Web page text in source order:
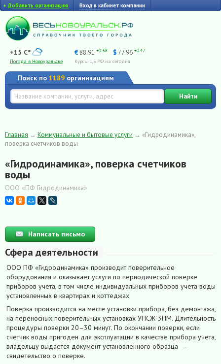
+ Добавить организацию Вход в кабинет компании
+15 C°
Погода в Новоуральске
€ 88.91 +0.38 $ 77.96 +0.47
Курсы ЦБ РФ на сегодня
Поиск по 1189 организациям
Найти
Главная → Коммунальные и бытовые услуги → «Гидродинамика»,
поверка счетчиков воды
«Гидродинамика», поверка счетчиков
воды
ООО «ПФ Гидродинамика»
Написать письмо
Сфера деятельности
ООО ПФ «Гидродинамика» производит поверительное
оборудования и оказывает услуги по периодической поверке
приборов учета, в том числе индивидуальных приборов учета воды
установленных в квартирах и коттеджах.
Поверка производится на месте установки прибора, без демонтажа,
на переносных поверительных установках УПСЖ-3ПМ. Длительность
процедуры поверки 20–30 минут. По окончании поверки, если
счетчик воды пригоден для эксплуатации в качестве прибора учета,
владельцу выдается документ установленного образца —
свидетельство о поверке.